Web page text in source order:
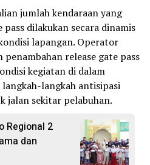
jumlah kendaraan yang
dilakukan secara dinamis
lapangan. Operator
release gate pass
kegiatan di dalam
langkah antisipasi
jalan sekitar pelabuhan.
Regional 2
dan